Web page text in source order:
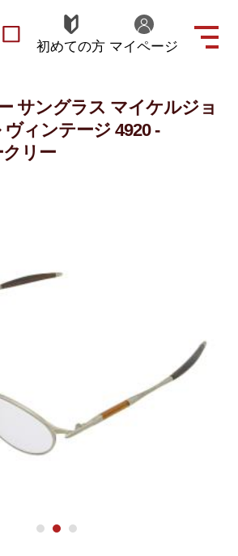
初めての方 マイページ
サングラス マイケルジョ
ィンテージ 4920 -
リー